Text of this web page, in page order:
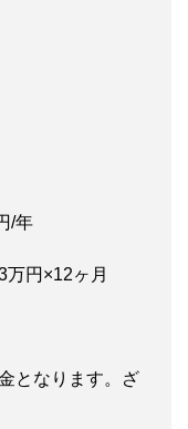
/年
万円×12ヶ月
となります。ざ